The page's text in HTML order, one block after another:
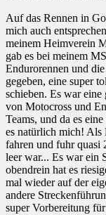
Auf das Rennen in
mich auch
meinem Heimverein
gab es bei meinem
Endurorennen und
gegeben, eine super
schieben. Es war
von Motocross und
Teams, und da es
es natürlich mich! Als
fahren und fuhr quasi
leer war... Es war ein
obendrein hat es
mal wieder auf der
andere
super Vorbereitung